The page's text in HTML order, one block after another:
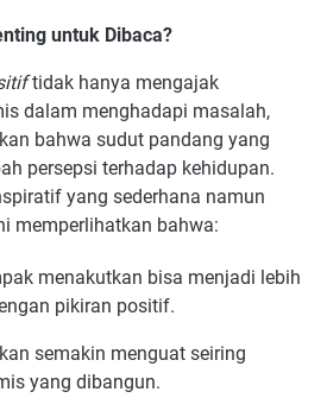
untuk Dibaca?
tidak hanya mengajak
dalam menghadapi masalah,
bahwa sudut pandang yang
persepsi terhadap kehidupan.
yang sederhana namun
memperlihatkan bahwa:
menakutkan bisa menjadi lebih
pikiran positif.
semakin menguat seiring
yang dibangun.